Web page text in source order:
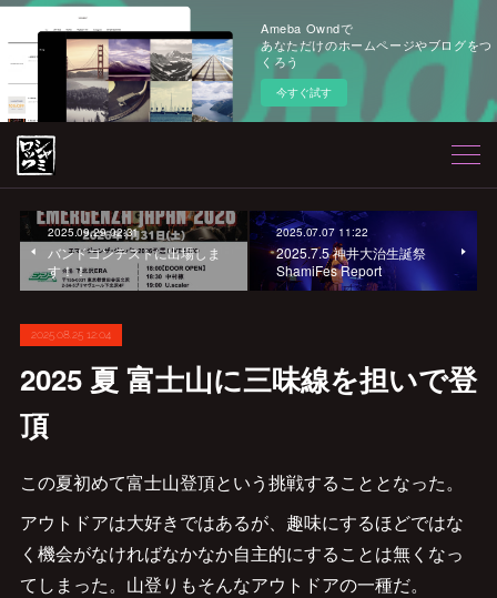
Ameba Owndで
あなただけのホームページやブログをつ
くろう
今すぐ試す
2025.09.29 02:31
バンドコンテストに出場しま
す！！
2025.07.07 11:22
2025.7.5 神井大治生誕祭
ShamiFes Report
2025.08.25 12:04
2025 夏 富士山に三味線を担いで登
頂
この夏初めて富士山登頂という挑戦することとなった。
アウトドアは大好きではあるが、趣味にするほどではな
く機会がなければなかなか自主的にすることは無くなっ
てしまった。山登りもそんなアウトドアの一種だ。